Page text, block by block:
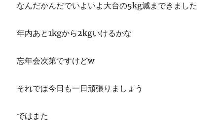
なんだかんだでいよいよ大台の5kg減まできました
年内あと1kgから2kgいけるかな
忘年会次第ですけどw
それでは今日も一日頑張りましょう
ではまた